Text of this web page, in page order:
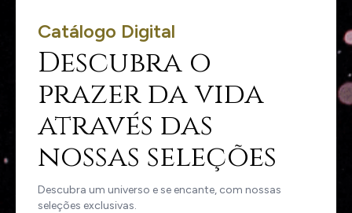
Catálogo Digital
Descubra o
prazer da vida
através das
nossas seleções
Descubra um universo e se encante, com nossas
seleções exclusivas.